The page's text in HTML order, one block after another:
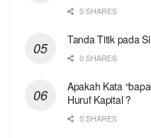
0 SHARES
Tanda Titik pada
0 SHARES
Apakah Kata
Huruf Kapital ?
0 SHARES